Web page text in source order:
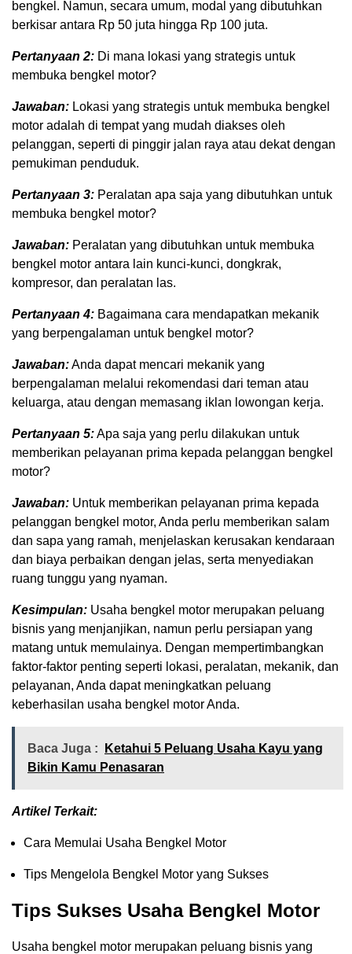
bengkel. Namun, secara umum, modal yang dibutuhkan
berkisar antara Rp 50 juta hingga Rp 100 juta.
Pertanyaan 2: Di mana lokasi yang strategis untuk
membuka bengkel motor?
Jawaban: Lokasi yang strategis untuk membuka bengkel
motor adalah di tempat yang mudah diakses oleh
pelanggan, seperti di pinggir jalan raya atau dekat dengan
pemukiman penduduk.
Pertanyaan 3: Peralatan apa saja yang dibutuhkan untuk
membuka bengkel motor?
Jawaban: Peralatan yang dibutuhkan untuk membuka
bengkel motor antara lain kunci-kunci, dongkrak,
kompresor, dan peralatan las.
Pertanyaan 4: Bagaimana cara mendapatkan mekanik
yang berpengalaman untuk bengkel motor?
Jawaban:Anda dapat mencari mekanik yang
berpengalaman melalui rekomendasi dari teman atau
keluarga, atau dengan memasang iklan lowongan kerja.
Pertanyaan 5:Apa saja yang perlu dilakukan untuk
memberikan pelayanan prima kepada pelanggan bengkel
motor?
Jawaban: Untuk memberikan pelayanan prima kepada
pelanggan bengkel motor, Anda perlu memberikan salam
dan sapa yang ramah, menjelaskan kerusakan kendaraan
dan biaya perbaikan dengan jelas, serta menyediakan
ruang tunggu yang nyaman.
Kesimpulan: Usaha bengkel motor merupakan peluang
bisnis yang menjanjikan, namun perlu persiapan yang
matang untuk memulainya. Dengan mempertimbangkan
faktor-faktor penting seperti lokasi, peralatan, mekanik, dan
pelayanan, Anda dapat meningkatkan peluang
keberhasilan usaha bengkel motor Anda.
Baca Juga :
Ketahui 5 Peluang Usaha Kayu yang
Bikin Kamu Penasaran
Artikel Terkait:
Cara Memulai Usaha Bengkel Motor
Tips Mengelola Bengkel Motor yang Sukses
Tips Sukses Usaha Bengkel Motor
Usaha bengkel motor merupakan peluang bisnis yang